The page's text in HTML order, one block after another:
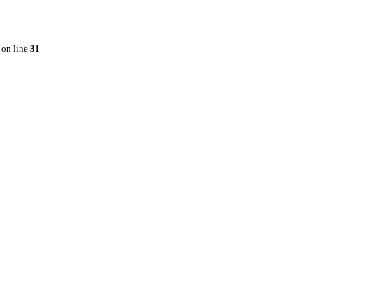
on line 31